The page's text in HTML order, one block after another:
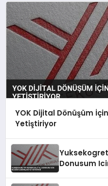
YOK Dijital Dönüşüm
Yetiştiriyor
Donusum